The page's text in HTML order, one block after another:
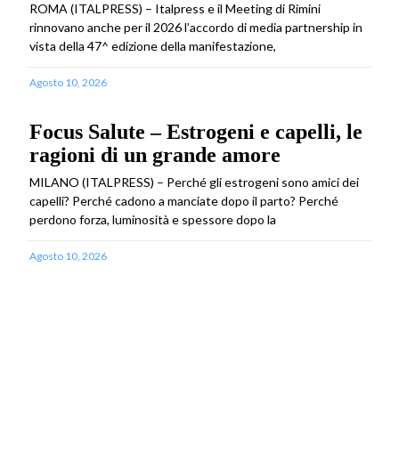
ROMA (ITALPRESS) – Italpress e il Meeting di Rimini
rinnovano anche per il 2026 l’accordo di media partnership in
vista della 47^ edizione della manifestazione,
Agosto 10, 2026
Focus Salute – Estrogeni e capelli, le
ragioni di un grande amore
MILANO (ITALPRESS) – Perché gli estrogeni sono amici dei
capelli? Perché cadono a manciate dopo il parto? Perché
perdono forza, luminosità e spessore dopo la
Agosto 10, 2026